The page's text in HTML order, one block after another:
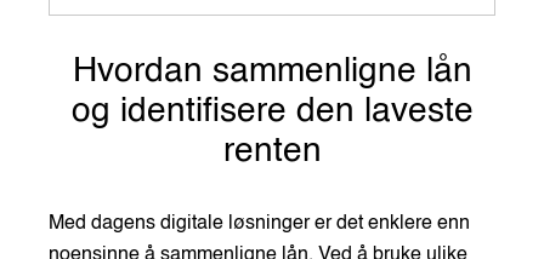
Hvordan sammenligne lån
og identifisere den laveste
renten
Med dagens digitale løsninger er det enklere enn
noensinne å sammenligne lån. Ved å bruke ulike